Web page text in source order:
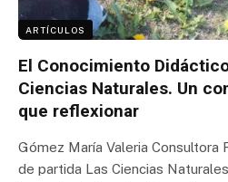
ARTÍCULOS
El Conocimiento
Ciencias Naturales. Un
que reflexionar
Gómez María Valeria Consultora
de partida Las Ciencias